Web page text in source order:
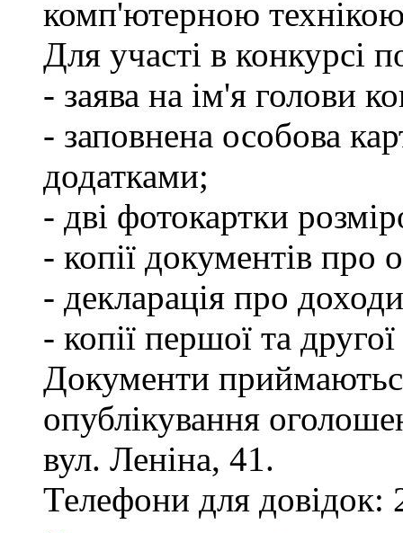
комп'ютерною
Для участі в конкурсі
- заява на ім'я голови
- заповнена особова
додатками;
- дві фотокартки
- копії документів про
- декларація про
- копії першої та
Документи
опублікування
вул. Леніна, 41.
Телефони для